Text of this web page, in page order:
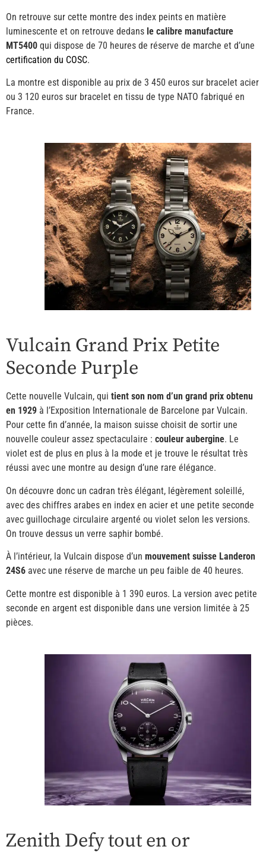
On retrouve sur cette montre des index peints en matière
luminescente et on retrouve dedans le calibre manufacture
MT5400 qui dispose de 70 heures de réserve de marche et d’une
certification du COSC.
La montre est disponible au prix de 3 450 euros sur bracelet acier
ou 3 120 euros sur bracelet en tissu de type NATO fabriqué en
France.
Vulcain Grand Prix Petite
Seconde Purple
Cette nouvelle Vulcain, qui tient son nom d’un grand prix obtenu
en 1929 à l’Exposition Internationale de Barcelone par Vulcain.
Pour cette fin d’année, la maison suisse choisit de sortir une
nouvelle couleur assez spectaculaire : couleur aubergine. Le
violet est de plus en plus à la mode et je trouve le résultat très
réussi avec une montre au design d’une rare élégance.
On découvre donc un cadran très élégant, légèrement soleillé,
avec des chiffres arabes en index en acier et une petite seconde
avec guillochage circulaire argenté ou violet selon les versions.
On trouve dessus un verre saphir bombé.
À l’intérieur, la Vulcain dispose d’un mouvement suisse Landeron
24S6 avec une réserve de marche un peu faible de 40 heures.
Cette montre est disponible à 1 390 euros. La version avec petite
seconde en argent est disponible dans une version limitée à 25
pièces.
Zenith Defy tout en or